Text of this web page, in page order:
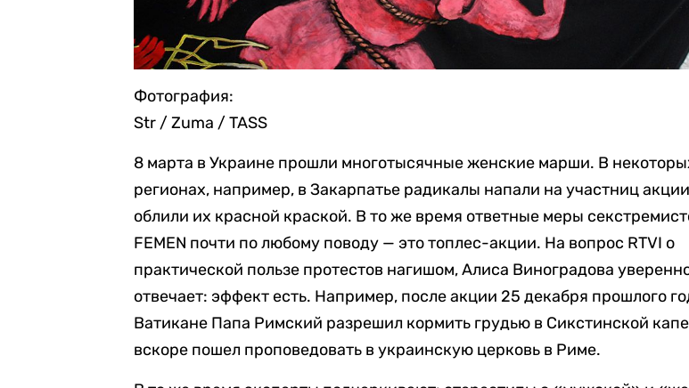
Фотография:
Str / Zuma / TASS
8 марта в Украине прошли многотысячные женские марши. В
регионах, например, в Закарпатье радикалы напали на участниц
облили их красной краской. В то же время ответные меры
FEMEN почти по любому поводу — это топлес-акции. На вопрос RTVI о
практической пользе протестов нагишом, Алиса Виноградова
отвечает: эффект есть. Например, после акции 25 декабря прошлого
Ватикане Папа Римский разрешил кормить грудью в Сикстинской
вскоре пошел проповедовать в украинскую церковь в Риме.